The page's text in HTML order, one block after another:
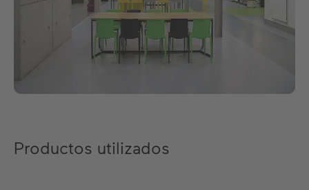
Productos utilizados